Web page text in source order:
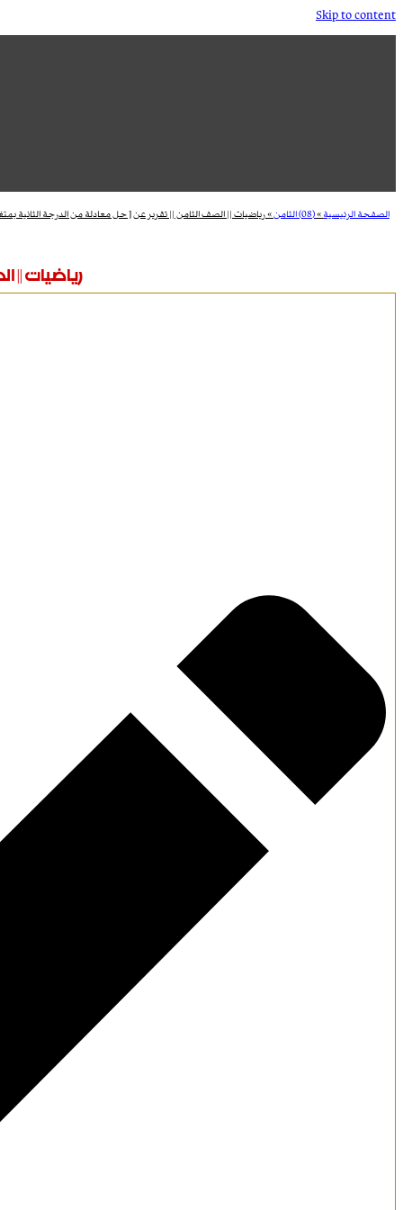
Skip to content
الصفحة الرئيسية»(08) الثامن »رياضيات || الصف الثامن || تقرير عن [ حل معادلة من الدرجة الثانية
رياضيات ||